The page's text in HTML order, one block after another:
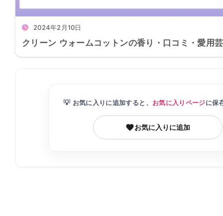
2024年2月10日
クリーン ウォームコットンの香り・口コミ・愛用
💡 お気に入りに追加すると、 お気に入りページに保
お気に入りに追加